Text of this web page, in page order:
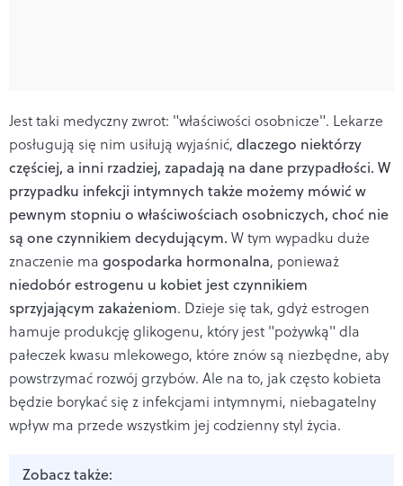
Jest taki medyczny zwrot: "właściwości osobnicze". Lekarze
posługują się nim usiłują wyjaśnić, dlaczego niektórzy
częściej, a inni rzadziej, zapadają na dane przypadłości. W
przypadku infekcji intymnych także możemy mówić w
pewnym stopniu o właściwościach osobniczych, choć nie
są one czynnikiem decydującym. W tym wypadku duże
znaczenie ma gospodarka hormonalna, ponieważ
niedobór estrogenu u kobiet jest czynnikiem
sprzyjającym zakażeniom. Dzieje się tak, gdyż estrogen
hamuje produkcję glikogenu, który jest "pożywką" dla
pałeczek kwasu mlekowego, które znów są niezbędne, aby
powstrzymać rozwój grzybów. Ale na to, jak często kobieta
będzie borykać się z infekcjami intymnymi, niebagatelny
wpływ ma przede wszystkim jej codzienny styl życia.
Zobacz także: